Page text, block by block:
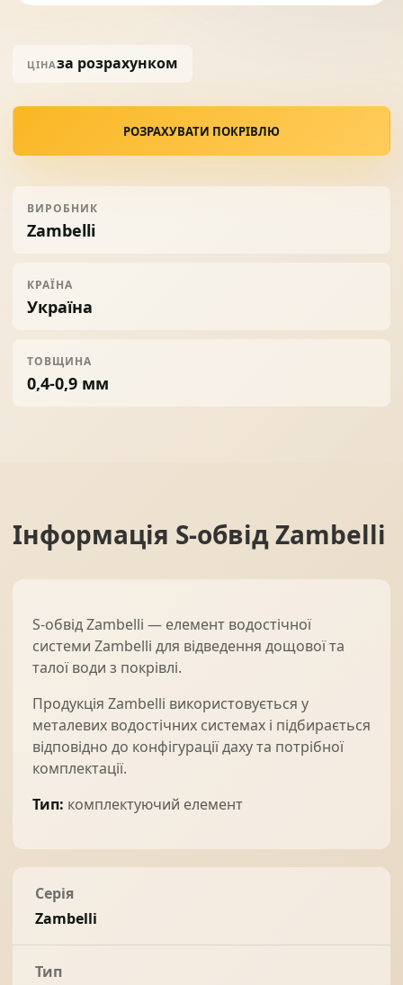
07 Солнце защита
ЦІНАза розрахунком
РОЗРАХУВАТИ ПОКРІВЛЮ
ВИРОБНИК
Zambelli
КРАЇНА
Україна
ТОВЩИНА
0,4-0,9 мм
Інформація S-обвід Zambelli
S-обвід Zambelli — елемент водостічної
системи Zambelli для відведення дощової та
талої води з покрівлі.
Продукція Zambelli використовується у
металевих водостічних системах і підбирається
відповідно до конфігурації даху та потрібної
комплектації.
Тип: комплектуючий елемент
Серія
Zambelli
Тип